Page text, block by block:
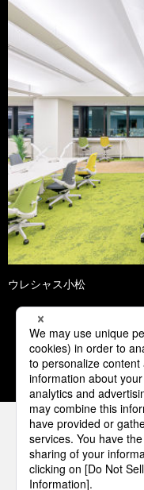
ウレシャス小松
1 2
パナソニック